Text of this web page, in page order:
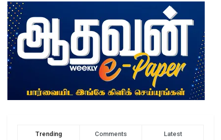
Trending Comments Latest